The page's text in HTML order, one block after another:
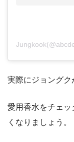
実際にジョングク
愛用香水をチェッ
くなりましょう。